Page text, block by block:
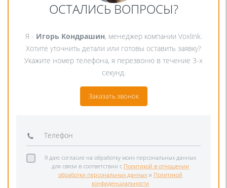
ОСТАЛИСЬ ВОПРОСЫ?
Я - Игорь Кондрашин, менеджер компании Voxlink.
Хотите уточнить детали или готовы оставить заявку?
Укажите номер телефона, я перезвоню в течение 3-х
секунд.
Заказать звонок
Я даю согласие на обработку моих персональных данных
для связи в соответствии с Политикой в отношении
обработки персональных данных и Политикой
конфиденциальности